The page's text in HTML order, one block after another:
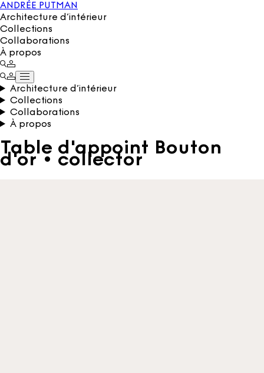
ANDRÉE PUTMAN
Architecture d’intérieur
Collections
Collaborations
À propos
Architecture d’intérieur
Collections
Collaborations
À propos
Table d'appoint Bouton
d'or • collector